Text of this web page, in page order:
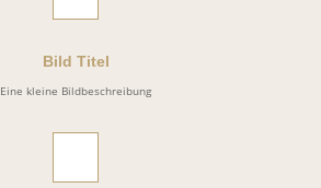
Bild Titel
Eine kleine Bildbeschreibung